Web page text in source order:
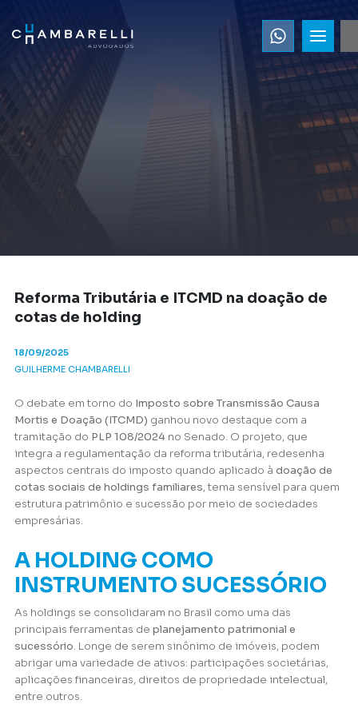
Reforma Tributária e ITCMD na doação de
cotas de holding
18/09/2025
GUILHERME CHAMBARELLI
O debate em torno do Imposto sobre Transmissão Causa
Mortis e Doação (ITCMD) ganhou novo destaque com a
tramitação do PLP 108/2024 no Senado. O projeto, que
integra a regulamentação da reforma tributária, redesenha
aspectos centrais do imposto quando aplicado à doação de
cotas sociais de holdings familiares, tema sensível para quem
estrutura patrimônio e sucessão por meio de sociedades
empresárias.
A HOLDING COMO
INSTRUMENTO SUCESSÓRIO
As holdings se consolidaram no Brasil como uma das
principais ferramentas de planejamento patrimonial e
sucessório. Longe de serem sinônimo de imóveis, podem
abrigar uma variedade de ativos: participações societárias,
aplicações financeiras, direitos de propriedade intelectual,
entre outros.